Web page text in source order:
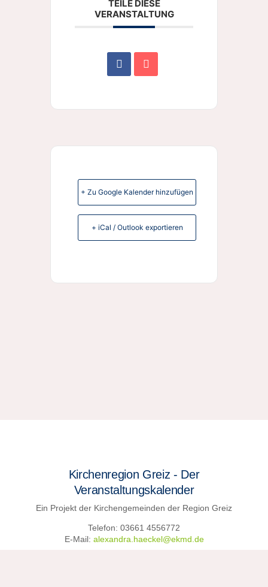
TEILE DIESE
VERANSTALTUNG
+ Zu Google Kalender hinzufügen
+ iCal / Outlook exportieren
Kirchenregion Greiz - Der
Veranstaltungskalender
Ein Projekt der Kirchengemeinden der Region Greiz
Telefon: 03661 4556772
E-Mail: alexandra.haeckel@ekmd.de